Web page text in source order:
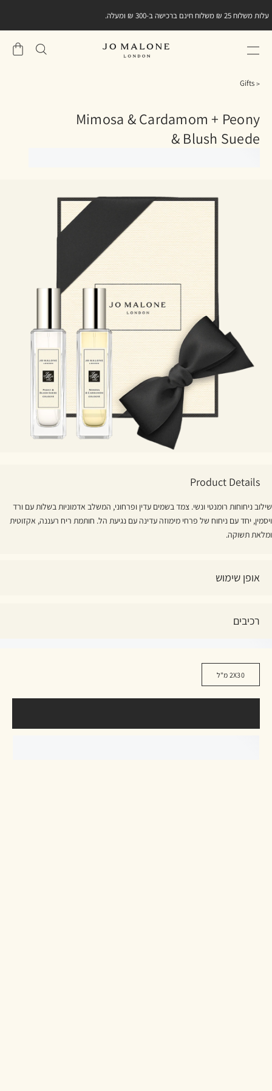
עלות משלוח 25 ₪ משלוח חינם ברכישה ב-300 ₪ ומעלה.
שֶׁלִי
Gifts
Mimosa & Cardamom + Peony
& Blush Suede
2X30 מ"ל
Product Details
שילוב ניחוחות רומנטי ונשי. צמד בשמים עדין ופרחוני, המשלב אדמוניות בשלות עם ורד
ויסמין, יחד עם ניחוח של פרחי מימוזה עדינה עם נגיעת הל. חותמת ריח רעננה, אקזוטית
ומלאת תשוקה.
אופן שימוש
רכיבים